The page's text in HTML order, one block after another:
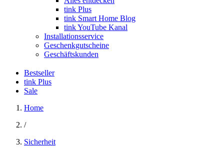
tink Plus
tink Smart Home Blog
tink YouTube Kanal
Installationsservice
Geschenkgutscheine
Geschäftskunden
Bestseller
tink Plus
Sale
Home
/
Sicherheit